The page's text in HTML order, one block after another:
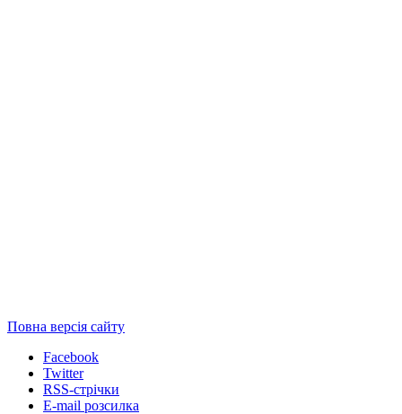
Повна версія сайту
Facebook
Twitter
RSS-стрічки
E-mail розсилка